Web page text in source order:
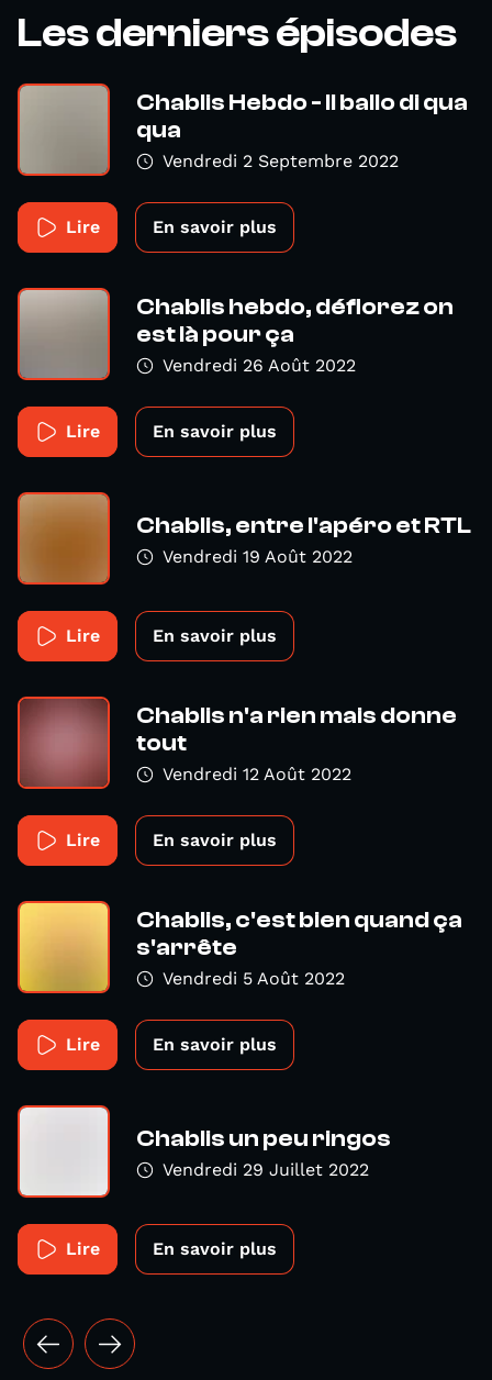
Les derniers épisodes
Chablis Hebdo - Il ballo di qua
qua
Vendredi 2 Septembre 2022
Lire En savoir plus
Chablis hebdo, déflorez on
est là pour ça
Vendredi 26 Août 2022
Lire En savoir plus
Chablis, entre l'apéro et RTL
Vendredi 19 Août 2022
Lire En savoir plus
Chablis n'a rien mais donne
tout
Vendredi 12 Août 2022
Lire En savoir plus
Chablis, c'est bien quand ça
s'arrête
Vendredi 5 Août 2022
Lire En savoir plus
Chablis un peu ringos
Vendredi 29 Juillet 2022
Lire En savoir plus